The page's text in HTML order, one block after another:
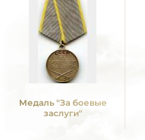
Медаль "За боевые
заслуги"